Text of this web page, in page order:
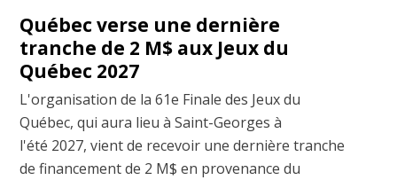
Québec verse une dernière
tranche de 2 M$ aux Jeux du
Québec 2027
L'organisation de la 61e Finale des Jeux du
Québec, qui aura lieu à Saint-Georges à
l'été 2027, vient de recevoir une dernière tranche
de financement de 2 M$ en provenance du